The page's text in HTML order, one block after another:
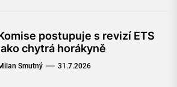
postupuje s revizí ETS
chytrá horákyně
Smutný 31.7.2026